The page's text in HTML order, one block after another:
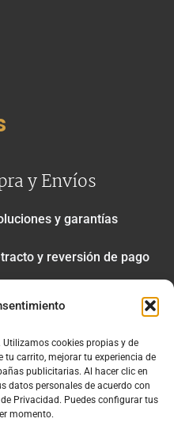
cookies propias y de
tu carrito, mejorar tu experiencia de
publicitarias. Al hacer clic en
datos personales de acuerdo con
Privacidad. Puedes configurar tus
momento.
y Envíos
y garantías
y reversión de pago
de Datos
de datos
marketing y